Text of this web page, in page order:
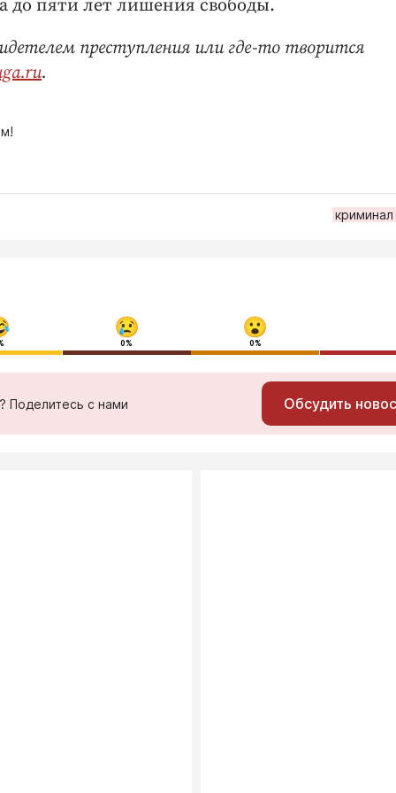
до пяти лет лишения свободы.
преступления или где-то творится
.
криминал
0% 0%
Поделитесь с нами Обсудить